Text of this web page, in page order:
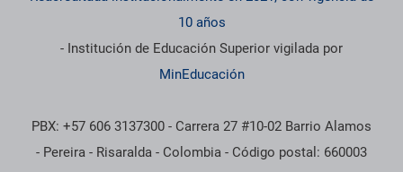
10 años
- Institución de Educación Superior vigilada por
MinEducación
PBX: +57 606 3137300 - Carrera 27 #10-02 Barrio Alamos
- Pereira - Risaralda - Colombia - Código postal: 660003